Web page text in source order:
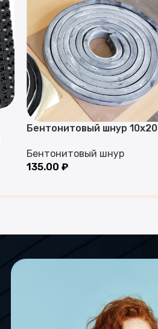
Бентонитовый шнур 10х20
Бентонитовый шнур
135.00₽